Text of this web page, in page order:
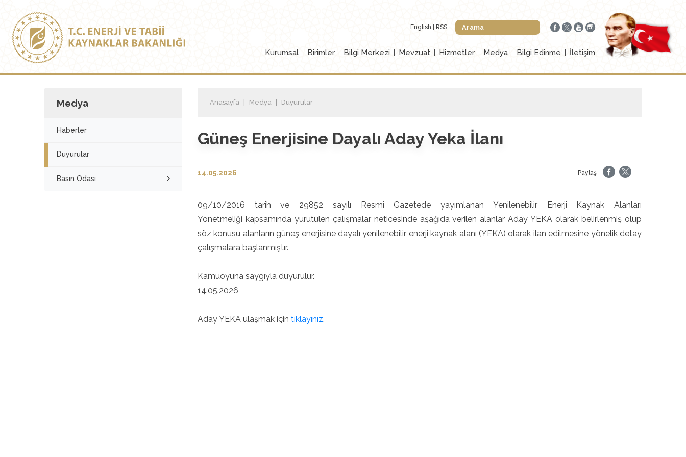
English RSS
Kurumsal Birimler Bilgi Merkezi Mevzuat Hizmetler Medya Bilgi Edinme İletişim
Medya
Haberler
Duyurular
Basın Odası
Anasayfa Medya Duyurular
Güneş Enerjisine Dayalı Aday Yeka İlanı
14.05.2026 Paylaş
09/10/2016 tarih ve 29852 sayılı Resmi Gazetede yayımlanan Yenilenebilir Enerji Kaynak Alanları
Yönetmeliği kapsamında yürütülen çalışmalar neticesinde aşağıda verilen alanlar Aday YEKA olarak belirlenmiş olup
söz konusu alanların güneş enerjisine dayalı yenilenebilir enerji kaynak alanı (YEKA) olarak ilan edilmesine yönelik detay
çalışmalara başlanmıştır.
Kamuoyuna saygıyla duyurulur.
14.05.2026
Aday YEKA ulaşmak için tıklayınız.